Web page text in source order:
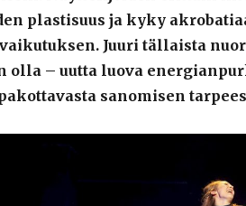
plastisuus ja kyky
Juuri tällaista
olla – uutta luova
sanomisen